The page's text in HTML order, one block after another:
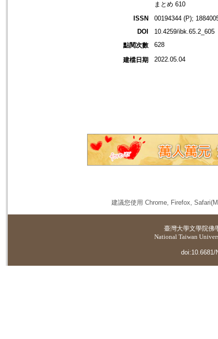
まとめ 610
ISSN
00194344 (P);
DOI
10.4259/ibk.65.2_605
點閱次數
628
建檔日期 2022.05.04
建議您使用 Chrome, Firefox,
臺灣大學文學院佛
National Taiwan
doi:10.6681/